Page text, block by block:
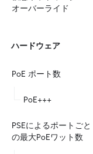
オーバーライド
ハードウェア
PoE ポート数
PoE+++
PSEによるポートごと
の最大PoEワット数